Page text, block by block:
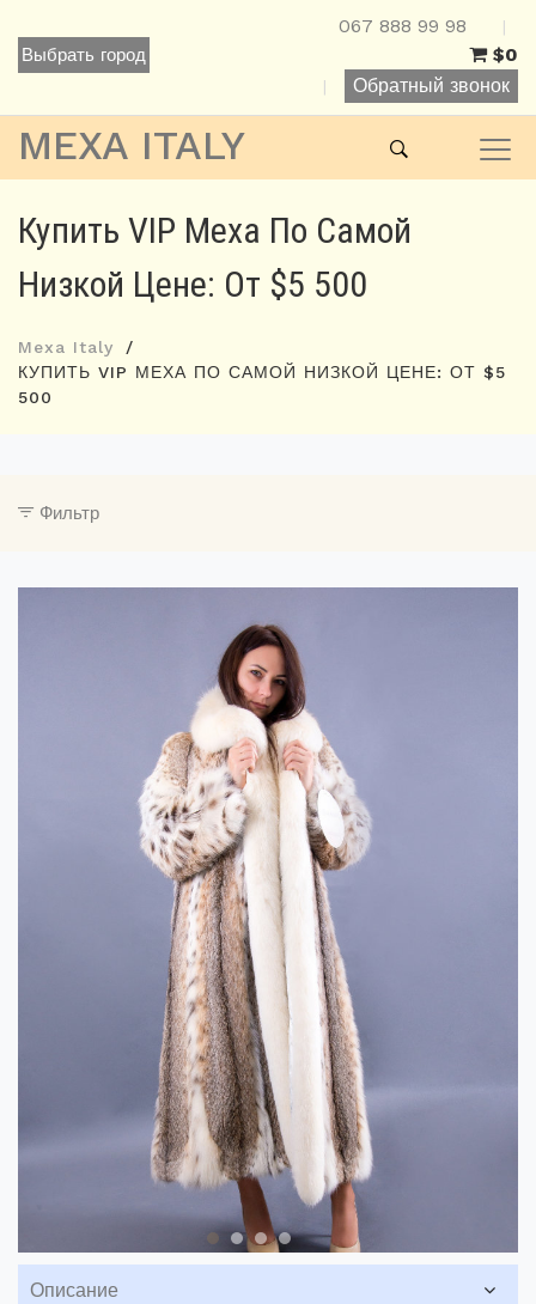
Выбрать город
067 888 99 98 |
$0
| Обратный звонок
MEXA ITALY
Купить VIP Меха По Самой
Низкой Цене: От $5 500
Mexa Italy
КУПИТЬ VIP МЕХА ПО САМОЙ НИЗКОЙ ЦЕНЕ: ОТ $5
500
Фильтр
Описание